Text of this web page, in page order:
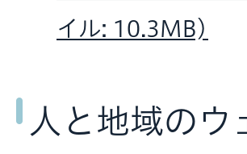
イル: 10.3MB)
人と地域のウ